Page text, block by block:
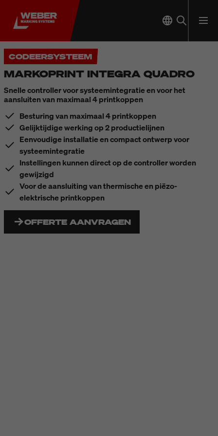
CODEERSYSTEEM
MARKOPRINT INTEGRA QUADRO
Snelle controller voor systeemintegratie en voor het
aansluiten van maximaal 4 printkoppen
Besturing van maximaal 4 printkoppen
Gelijktijdige werking op 2 productielijnen
Eenvoudige installatie en compact ontwerp voor
systeemintegratie
Instellingen kunnen direct op de controller worden
gewijzigd
Voor de aansluiting van thermische en piëzo-
elektrische printkoppen
OFFERTE AANVRAGEN